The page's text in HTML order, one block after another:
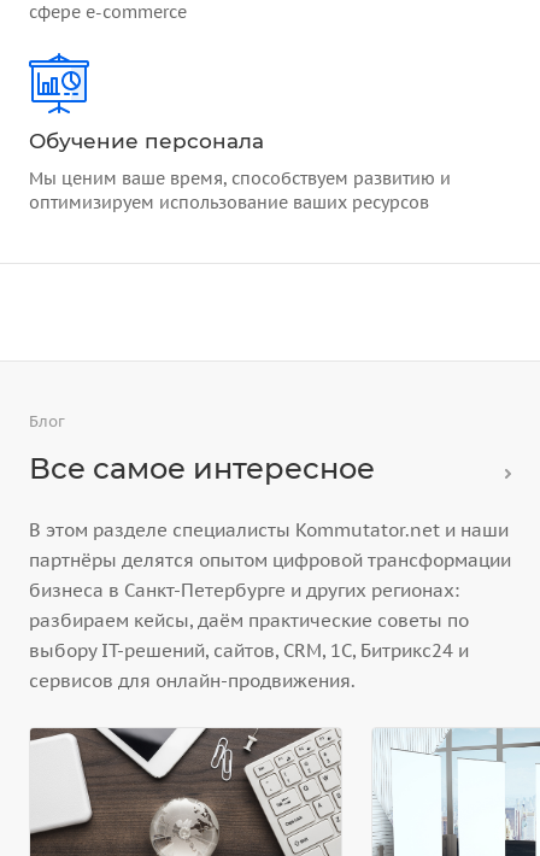
сфере e-commerce
Обучение персонала
Мы ценим ваше время, способствуем развитию и
оптимизируем использование ваших ресурсов
Блог
Все самое интересное
В этом разделе специалисты Kommutator.net и наши
партнёры делятся опытом цифровой трансформации
бизнеса в Санкт-Петербурге и других регионах:
разбираем кейсы, даём практические советы по
выбору IT-решений, сайтов, CRM, 1С, Битрикс24 и
сервисов для онлайн-продвижения.